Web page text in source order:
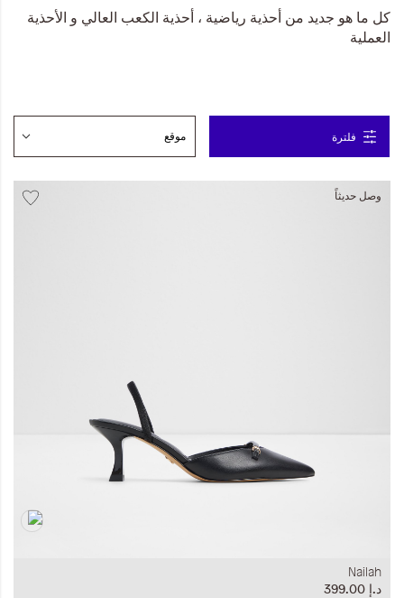
المجموعات
Leather Collection
إصدار السفر و الرحلات
كل ما هو جديد من أحذية رياضية ، أحذية الكعب العالي و الأحذية
العملية
فلترة
وصل حديثاً
Nailah
د.إ‏ 399.00